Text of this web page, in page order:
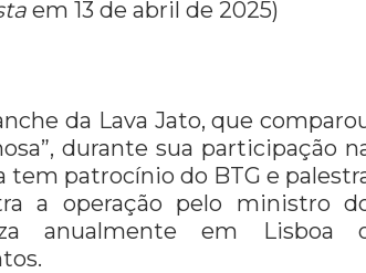
em 13 de abril de 2025)
da Lava Jato, que
durante sua participação
tem patrocínio do BTG e
a operação pelo ministro
anualmente em Lisboa